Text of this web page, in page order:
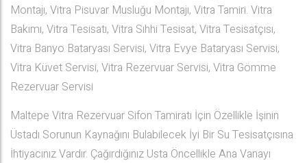
Montajı, Vitra Pisuvar Musluğu Montajı, Vitra Tamiri. Vitra
Bakımı, Vitra Tesisatı, Vitra Sıhhi Tesisat, Vitra Tesisatçısı,
Vitra Banyo Bataryası Servisi, Vitra Evye Bataryası Servisi,
Vitra Küvet Servisi, Vitra Rezervuar Servisi, Vitra Gömme
Rezervuar Servisi
Maltepe Vitra Rezervuar Sifon Tamiratı İçin Özellikle İşinin
Üstadı Sorunun Kaynağını Bulabilecek İyi Bir Su Tesisatçısına
İhtiyacınız Vardır. Çağırdığınız Usta Öncellikle Ana Vanayı